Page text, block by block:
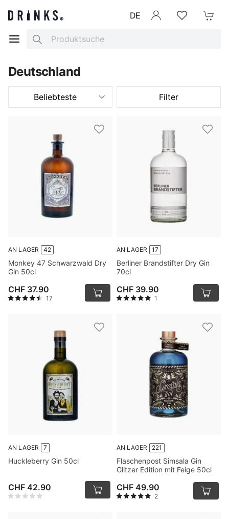
DE
Search
Deutschland
Beliebteste Filter
AN LAGER 42
Monkey 47 Schwarzwald Dry
Gin 50cl
CHF 37.90
17
AN LAGER 17
Berliner Brandstifter Dry Gin
70cl
CHF 39.90
1
AN LAGER 7
Huckleberry Gin 50cl
CHF 42.90
AN LAGER 221
Flaschenpost Simsala Gin
Glitzer Edition mit Feige 50cl
CHF 49.90
2